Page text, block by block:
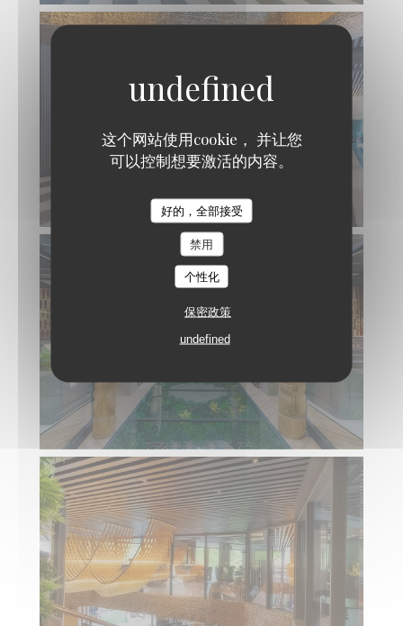
这个网站使用cookie， 并让您
可以控制想要激活的内容。
好的，全部接受
禁用
个性化
保密政策
undefined